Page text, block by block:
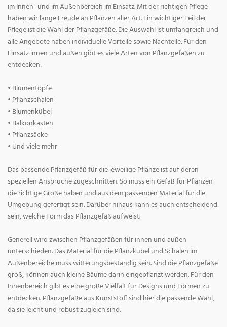
im Innen- und im Außenbereich im Einsatz. Mit der richtigen Pflege
haben wir lange Freude an Pflanzen aller Art. Ein wichtiger Teil der
Pflege ist die Wahl der Pflanzgefäße. Die Auswahl ist umfangreich und
alle Angebote haben individuelle Vorteile sowie Nachteile. Für den
Einsatz innen und außen gibt es viele Arten von Pflanzgefäßen zu
entdecken:
• Blumentöpfe
• Pflanzschalen
• Blumenkübel
• Balkonkästen
• Pflanzsäcke
• Und viele mehr
Das passende Pflanzgefäß für die jeweilige Pflanze ist auf deren
speziellen Ansprüche zugeschnitten. So muss ein Gefäß für Pflanzen
die richtige Größe haben und aus dem passenden Material für die
Umgebung gefertigt sein. Darüber hinaus kann es auch entscheidend
sein, welche Form das Pflanzgefäß aufweist.
Generell wird zwischen Pflanzgefäßen für innen und außen
unterschieden. Das Material für die Pflanzkübel und Schalen im
Außenbereiche muss witterungsbeständig sein. Sind die Pflanzgefäße
groß, können auch kleine Bäume darin eingepflanzt werden. Für den
Innenbereich gibt es eine große Vielfalt für Designs und Formen zu
entdecken. Pflanzgefäße aus Kunststoff sind hier die passende Wahl,
da sie leicht und robust zugleich sind.